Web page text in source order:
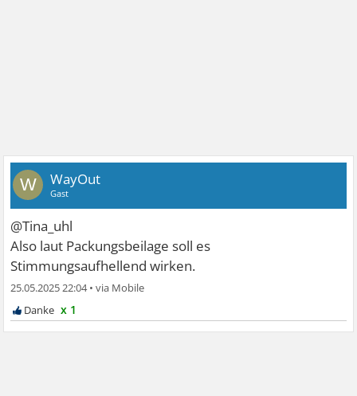
W WayOut
Gast
@Tina_uhl
Also laut Packungsbeilage soll es
Stimmungsaufhellend wirken.
25.05.2025 22:04•
x 1